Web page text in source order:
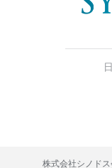
株式会社シノド